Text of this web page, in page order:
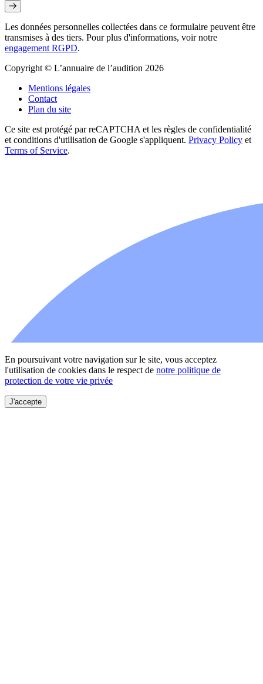
Les données personnelles collectées dans ce formulaire peuvent être
transmises à des tiers. Pour plus d'informations, voir notre
engagement RGPD.
Copyright © L’annuaire de l’audition 2026
Mentions légales
Contact
Plan du site
Ce site est protégé par reCAPTCHA et les règles de confidentialité
et conditions d'utilisation de Google s'appliquent. Privacy Policy et
Terms of Service.
En poursuivant votre navigation sur le site, vous acceptez
l'utilisation de cookies dans le respect de notre politique de
protection de votre vie privée
J'accepte